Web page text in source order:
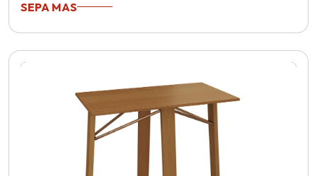
SEPA MAS